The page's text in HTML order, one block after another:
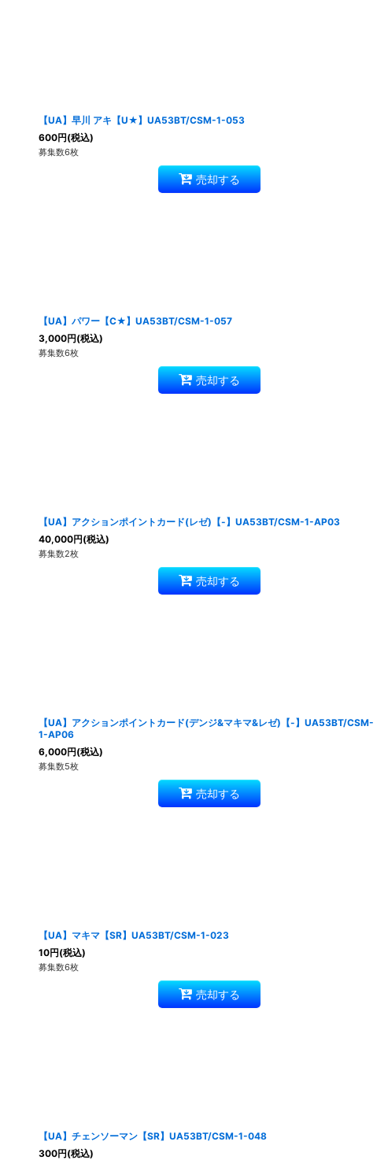
【UA】早川 アキ【U★】UA53BT/CSM-1-053
600円(税込)
募集数6枚
売却する
【UA】パワー【C★】UA53BT/CSM-1-057
3,000円(税込)
募集数6枚
売却する
【UA】アクションポイントカード(レゼ)【-】UA53BT/CSM-1-AP03
40,000円(税込)
募集数2枚
売却する
【UA】アクションポイントカード(デンジ&マキマ&レゼ)【-】UA53BT/CSM-
1-AP06
6,000円(税込)
募集数5枚
売却する
【UA】マキマ【SR】UA53BT/CSM-1-023
10円(税込)
募集数6枚
売却する
【UA】チェンソーマン【SR】UA53BT/CSM-1-048
300円(税込)